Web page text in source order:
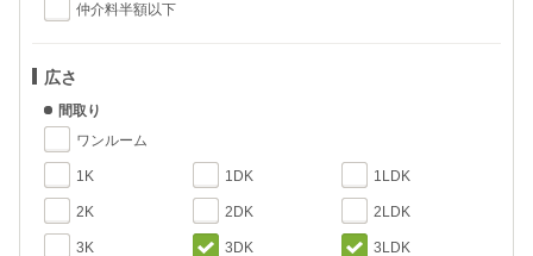
仲介料半額以下
広さ
間取り
ワンルーム
1K 1DK 1LDK
2K 2DK 2LDK
3K 3DK 3LDK